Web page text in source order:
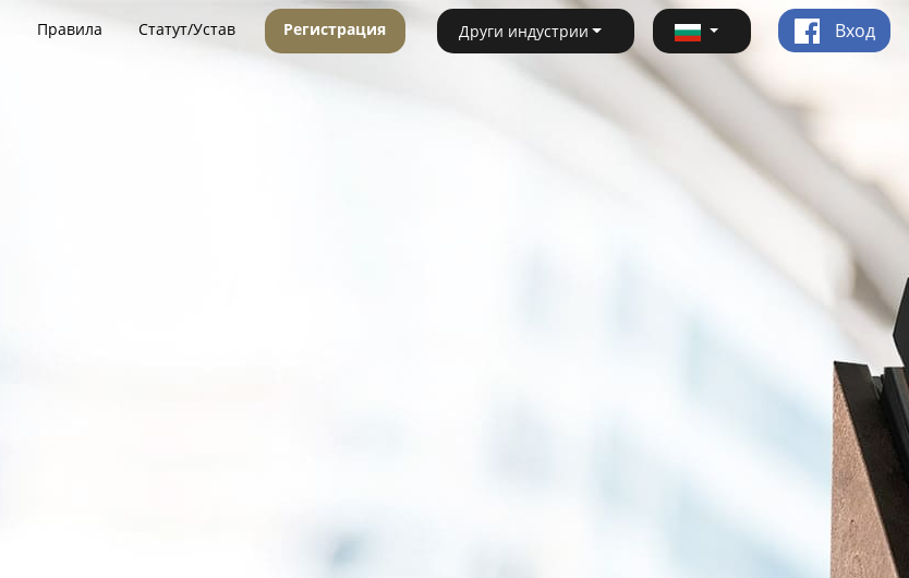
Правила Статут/Устав Регистрация Други индустрии Вход